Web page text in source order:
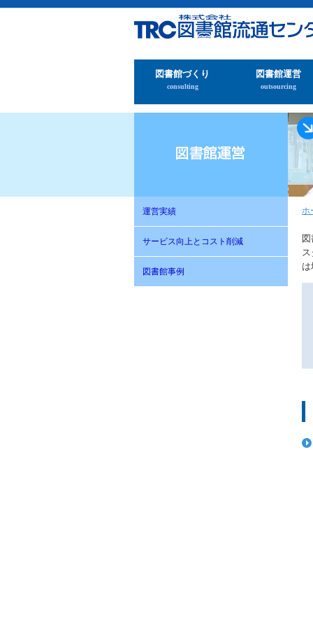
図書館づくり
consulting
図書館運営
outsourcing
運営実績
サービス向上とコスト削減
図書館事例
ホ